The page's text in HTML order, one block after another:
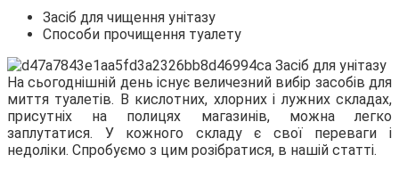
Засіб для чищення унітазу
Способи прочищення туалету
На сьогоднішній день існує величезний вибір засобів для
миття туалетів. В кислотних, хлорних і лужних складах,
присутніх на полицях магазинів, можна легко
заплутатися. У кожного складу є свої переваги і
недоліки. Спробуємо з цим розібратися, в нашій статті.